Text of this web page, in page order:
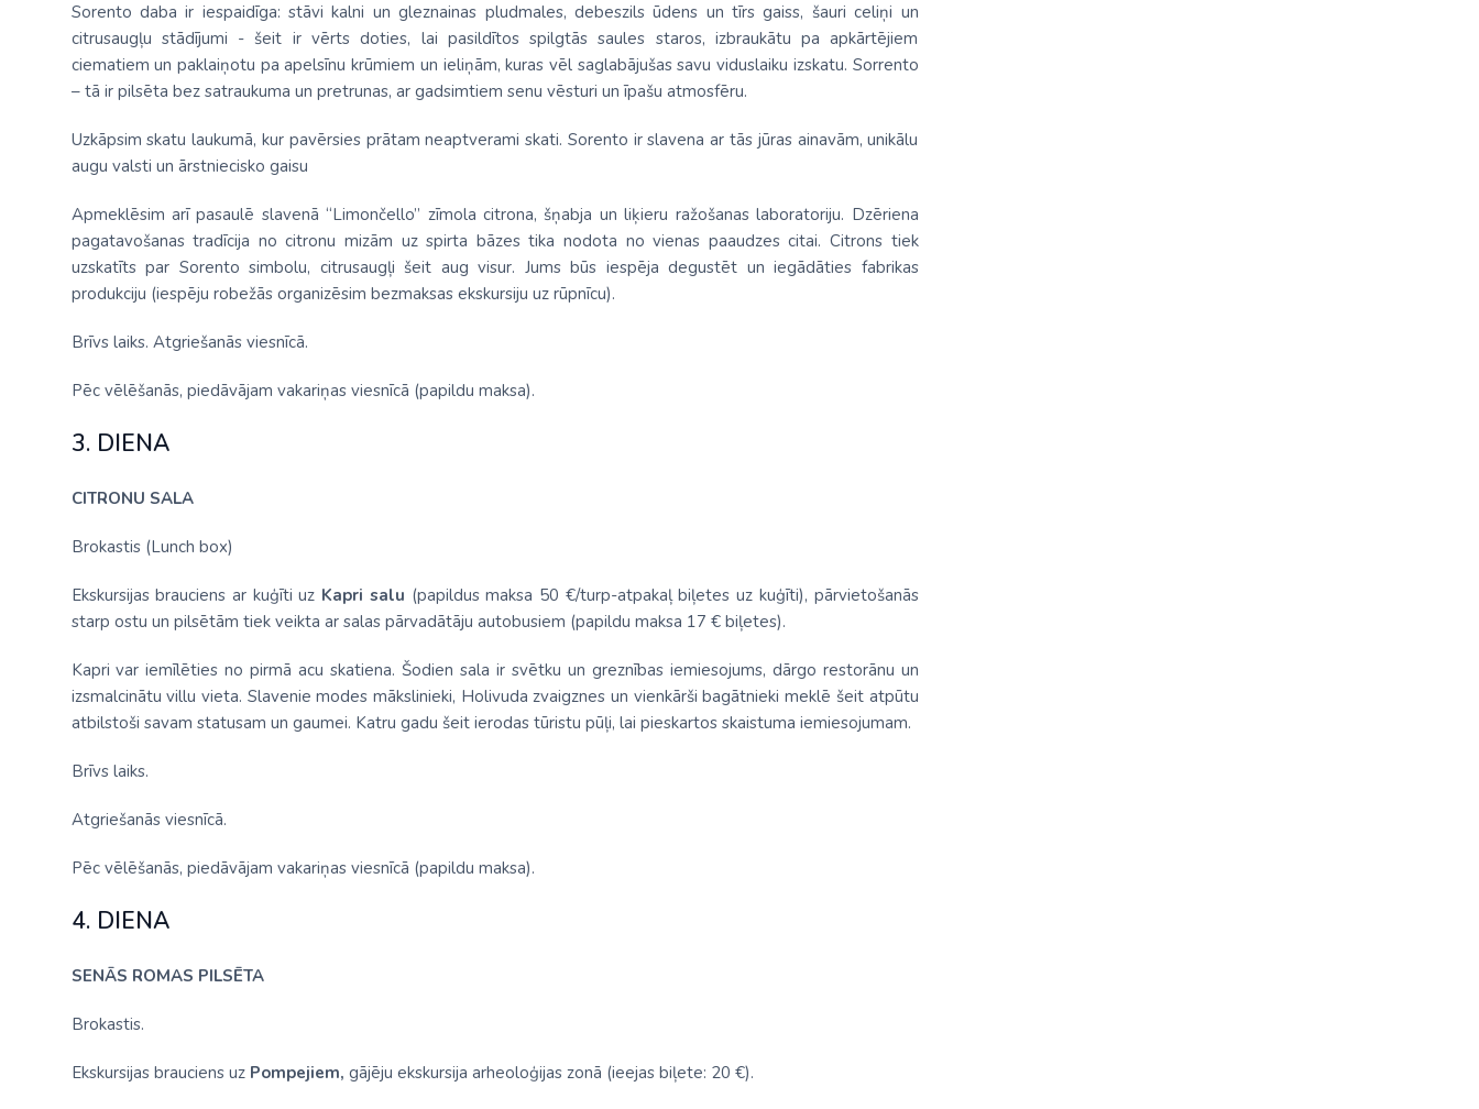
Sorento daba ir iespaidīga: stāvi kalni un gleznainas pludmales, debeszils ūdens un tīrs gaiss, šauri celiņi un
citrusaugļu stādījumi - šeit ir vērts doties, lai pasildītos spilgtās saules staros, izbraukātu pa apkārtējiem
ciematiem un paklaiņotu pa apelsīnu krūmiem un ieliņām, kuras vēl saglabājušas savu viduslaiku izskatu. Sorrento
– tā ir pilsēta bez satraukuma un pretrunas, ar gadsimtiem senu vēsturi un īpašu atmosfēru.
Uzkāpsim skatu laukumā, kur pavērsies prātam neaptverami skati. Sorento ir slavena ar tās jūras ainavām, unikālu
augu valsti un ārstniecisko gaisu
Apmeklēsim arī pasaulē slavenā “Limončello” zīmola citrona, šņabja un liķieru ražošanas laboratoriju. Dzēriena
pagatavošanas tradīcija no citronu mizām uz spirta bāzes tika nodota no vienas paaudzes citai. Citrons tiek
uzskatīts par Sorento simbolu, citrusaugļi šeit aug visur. Jums būs iespēja degustēt un iegādāties fabrikas
produkciju (iespēju robežās organizēsim bezmaksas ekskursiju uz rūpnīcu).
Brīvs laiks. Atgriešanās viesnīcā.
Pēc vēlēšanās, piedāvājam vakariņas viesnīcā (papildu maksa).
3. DIENA
CITRONU SALA
Brokastis (Lunch box)
Ekskursijas brauciens ar kuģīti uz Kapri salu (papildus maksa 50 €/turp-atpakaļ biļetes uz kuģīti), pārvietošanās
starp ostu un pilsētām tiek veikta ar salas pārvadātāju autobusiem (papildu maksa 17 € biļetes).
Kapri var iemīlēties no pirmā acu skatiena. Šodien sala ir svētku un greznības iemiesojums, dārgo restorānu un
izsmalcinātu villu vieta. Slavenie modes mākslinieki, Holivuda zvaigznes un vienkārši bagātnieki meklē šeit atpūtu
atbilstoši savam statusam un gaumei. Katru gadu šeit ierodas tūristu pūļi, lai pieskartos skaistuma iemiesojumam.
Brīvs laiks.
Atgriešanās viesnīcā.
Pēc vēlēšanās, piedāvājam vakariņas viesnīcā (papildu maksa).
4. DIENA
SENĀS ROMAS PILSĒTA
Brokastis.
Ekskursijas brauciens uz Pompejiem, gājēju ekskursija arheoloģijas zonā (ieejas biļete: 20 €).